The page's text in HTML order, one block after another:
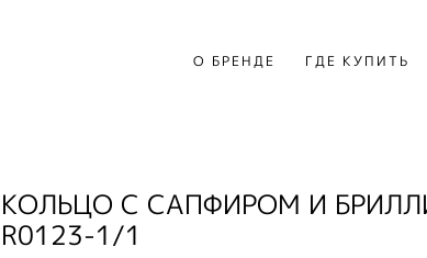
О БРЕНДЕ ГДЕ КУПИТЬ
КОЛЬЦО С САПФИРОМ И
R0123-1/1